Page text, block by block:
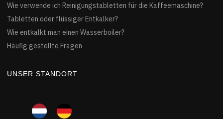
Wie verwende ich Reinigungstabletten für die Kaffeemaschine?
Tabletten oder flüssiger Entkalker?
Wie entkalkt man einen Wasserboiler?
Häufig gestellte Fragen
UNSER STANDORT